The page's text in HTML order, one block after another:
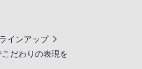
インアップ
だわりの表現を